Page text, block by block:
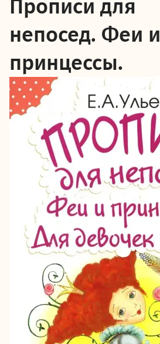
Прописи для
непосед. Феи и
принцессы.